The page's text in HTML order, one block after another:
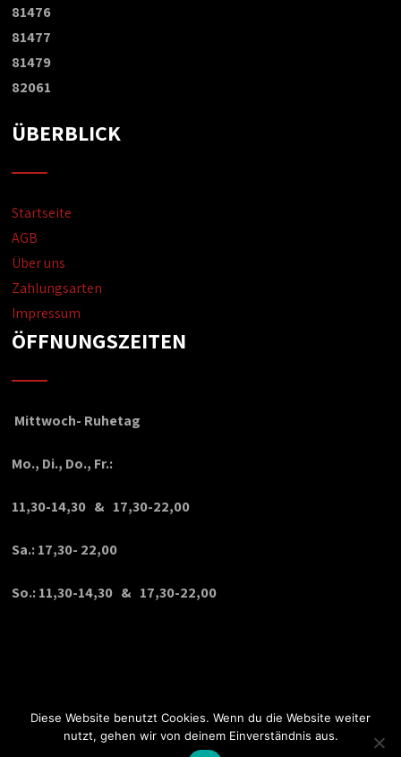
81476
81477
81479
82061
ÜBERBLICK
Startseite
AGB
Über uns
Zahlungsarten
Impressum
ÖFFNUNGSZEITEN
Mittwoch- Ruhetag
Mo., Di., Do., Fr.:
11,30-14,30 & 17,30-22,00
Sa.: 17,30- 22,00
So.: 11,30-14,30 & 17,30-22,00
© Copyright 2020 VPDesign
Diese Website benutzt Cookies. Wenn du die Website weiter
nutzt, gehen wir von deinem Einverständnis aus.